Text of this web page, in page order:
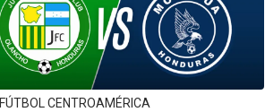
FÚTBOL CENTROAMÉRICA